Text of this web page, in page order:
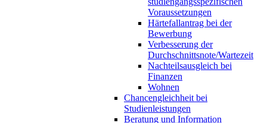
Voraussetzungen
Härtefallantrag bei der
Bewerbung
Verbesserung der
Durchschnittsnote/Wartezeit
Nachteilsausgleich bei
Finanzen
Wohnen
Chancengleichheit bei
Studienleistungen
Beratung und Information